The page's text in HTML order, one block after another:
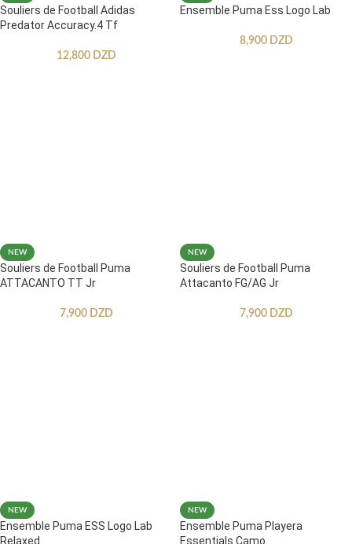
Souliers de Football Adidas
Predator Accuracy.4 Tf
12,800 DZD
Ensemble Puma Ess Logo Lab
8,900 DZD
NEW
Souliers de Football Puma
ATTACANTO TT Jr
7,900 DZD
NEW
Souliers de Football Puma
Attacanto FG/AG Jr
7,900 DZD
NEW
Ensemble Puma ESS Logo Lab
Relaxed
NEW
Ensemble Puma Playera
Essentials Camo